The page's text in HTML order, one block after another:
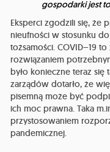
gospodarki jest
Eksperci zgodzili się, że
nieufności w stosunku
tożsamości. COVID–19 to
rozwiązaniem
było konieczne teraz się
zarządów dotarło, że
pisemną może być
ich moc prawna. Taka
przystosowaniem
pandemicznej.